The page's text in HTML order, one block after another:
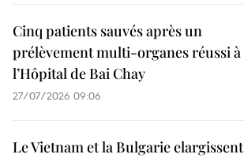
Cinq patients sauvés après un
prélèvement multi-organes réussi à
l’Hôpital de Bai Chay
27/07/2026 09:06
Le Vietnam et la Bulgarie elargissent